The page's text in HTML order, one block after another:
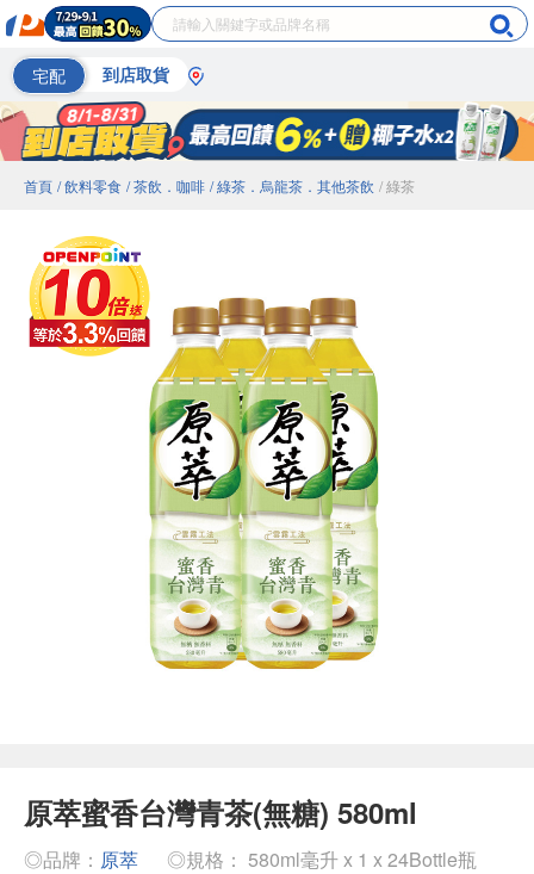
宅配 到店取貨
首頁 / 飲料零食 / 茶飲．咖啡 / 綠茶．烏龍茶．其他茶飲 / 綠茶
原萃蜜香台灣青茶(無糖) 580ml
◎品牌： 原萃 ◎規格： 580ml毫升 x 1 x 24Bottle瓶